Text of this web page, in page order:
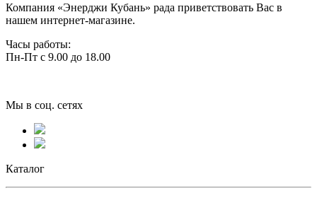
Компания «Энерджи Кубань» рада приветствовать Вас в
нашем интернет-магазине.
Часы работы:
Пн-Пт с 9.00 до 18.00
Мы в соц. сетях
Каталог